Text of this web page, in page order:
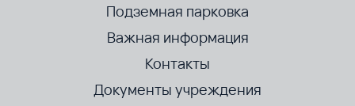
Подземная парковка
Важная информация
Контакты
Документы учреждения